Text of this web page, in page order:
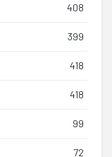
408
399
418
418
99
72